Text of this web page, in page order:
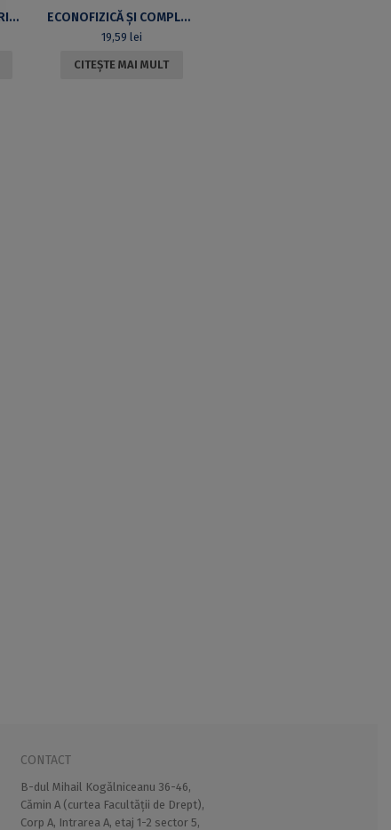
FUNDAMENTE DE TEORIA NUCLEULUI (EDIȚIA A DOUA) ECONOFIZICĂ ȘI COMPLEXITATE – I
19,59 lei
CITEȘTE MAI MULT
CONTACT
B-dul Mihail Kogălniceanu 36-46,
Cămin A (curtea Facultății de Drept),
Corp A, Intrarea A, etaj 1-2 sector 5,